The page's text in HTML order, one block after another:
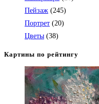
Пейзаж (245)
Портрет (20)
Цветы (38)
Картины по рейтингу